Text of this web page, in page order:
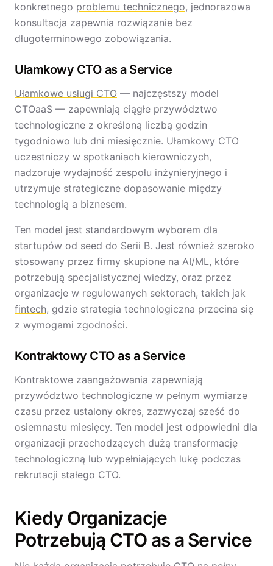
konkretnego problemu technicznego, jednorazowa
konsultacja zapewnia rozwiązanie bez
długoterminowego zobowiązania.
Ułamkowy CTO as a Service
Ułamkowe usługi CTO — najczęstszy model
CTOaaS — zapewniają ciągłe przywództwo
technologiczne z określoną liczbą godzin
tygodniowo lub dni miesięcznie. Ułamkowy CTO
uczestniczy w spotkaniach kierowniczych,
nadzoruje wydajność zespołu inżynieryjnego i
utrzymuje strategiczne dopasowanie między
technologią a biznesem.
Ten model jest standardowym wyborem dla
startupów od seed do Serii B. Jest również szeroko
stosowany przez firmy skupione na AI/ML, które
potrzebują specjalistycznej wiedzy, oraz przez
organizacje w regulowanych sektorach, takich jak
fintech, gdzie strategia technologiczna przecina się
z wymogami zgodności.
Kontraktowy CTO as a Service
Kontraktowe zaangażowania zapewniają
przywództwo technologiczne w pełnym wymiarze
czasu przez ustalony okres, zazwyczaj sześć do
osiemnastu miesięcy. Ten model jest odpowiedni dla
organizacji przechodzących dużą transformację
technologiczną lub wypełniających lukę podczas
rekrutacji stałego CTO.
Kiedy Organizacje
Potrzebują CTO as a Service